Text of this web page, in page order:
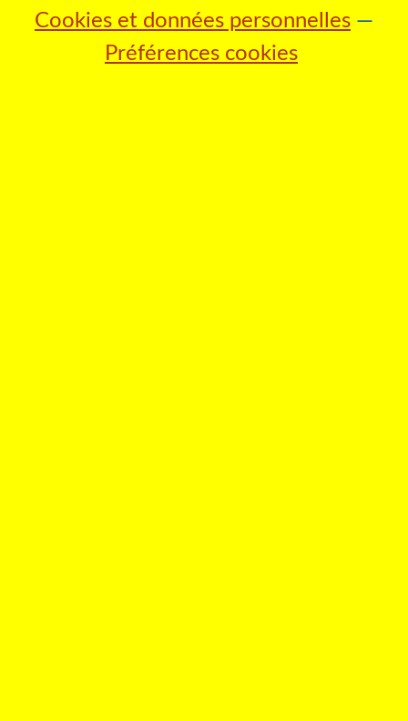
Cookies et données personnelles
Préférences cookies